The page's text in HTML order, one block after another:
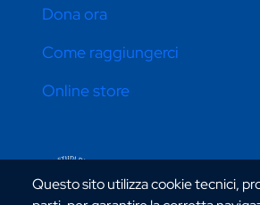
Questo sito utilizza cookie tecnici,
CONTATTI ATENEO
Dona ora
Come raggiungerci
Online store